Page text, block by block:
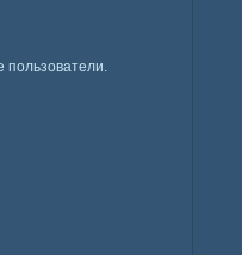
пользователи.